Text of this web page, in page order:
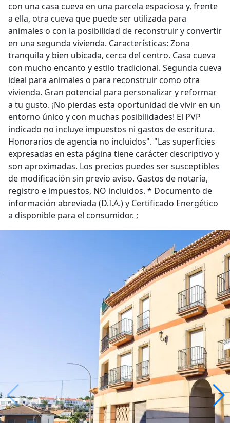
con una casa cueva en una parcela espaciosa y, frente
a ella, otra cueva que puede ser utilizada para
animales o con la posibilidad de reconstruir y convertir
en una segunda vivienda. Características: Zona
tranquila y bien ubicada, cerca del centro. Casa cueva
con mucho encanto y estilo tradicional. Segunda cueva
ideal para animales o para reconstruir como otra
vivienda. Gran potencial para personalizar y reformar
a tu gusto. ¡No pierdas esta oportunidad de vivir en un
entorno único y con muchas posibilidades! El PVP
indicado no incluye impuestos ni gastos de escritura.
Honorarios de agencia no incluidos". "Las superficies
expresadas en esta página tiene carácter descriptivo y
son aproximadas. Los precios puedes ser susceptibles
de modificación sin previo aviso. Gastos de notaría,
registro e impuestos, NO incluidos. * Documento de
información abreviada (D.I.A.) y Certificado Energético
a disponible para el consumidor. ;